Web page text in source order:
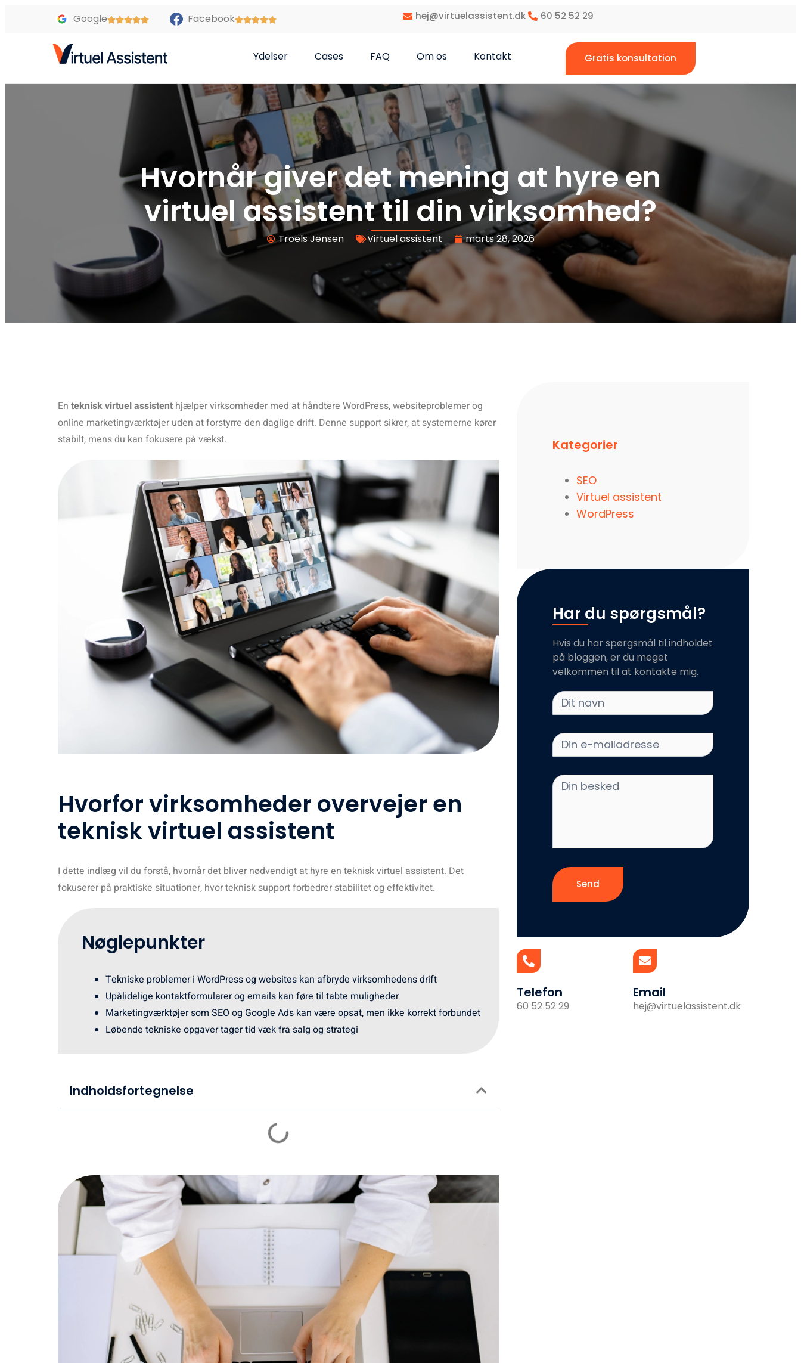
Google Facebook hej@virtuelassistent.dk 60 52 52 29
Ydelser Cases FAQ Om os Kontakt Gratis konsultation
Hvornår giver det mening at hyre en
virtuel assistent til din virksomhed?
Troels Jensen Virtuel assistent marts 28, 2026
En teknisk virtuel assistent hjælper virksomheder med at håndtere WordPress, websiteproblemer og
online marketingværktøjer uden at forstyrre den daglige drift. Denne support sikrer, at systemerne kører
stabilt, mens du kan fokusere på vækst.
Hvorfor virksomheder overvejer en
teknisk virtuel assistent
I dette indlæg vil du forstå, hvornår det bliver nødvendigt at hyre en teknisk virtuel assistent. Det
fokuserer på praktiske situationer, hvor teknisk support forbedrer stabilitet og effektivitet.
Nøglepunkter
Tekniske problemer i WordPress og websites kan afbryde virksomhedens drift
Upålidelige kontaktformularer og emails kan føre til tabte muligheder
Marketingværktøjer som SEO og Google Ads kan være opsat, men ikke korrekt forbundet
Løbende tekniske opgaver tager tid væk fra salg og strategi
Indholdsfortegnelse
Kategorier
SEO
Virtuel assistent
WordPress
Har du spørgsmål?
Hvis du har spørgsmål til indholdet
på bloggen, er du meget
velkommen til at kontakte mig.
Send
Telefon
60 52 52 29
Email
hej@virtuelassistent.dk